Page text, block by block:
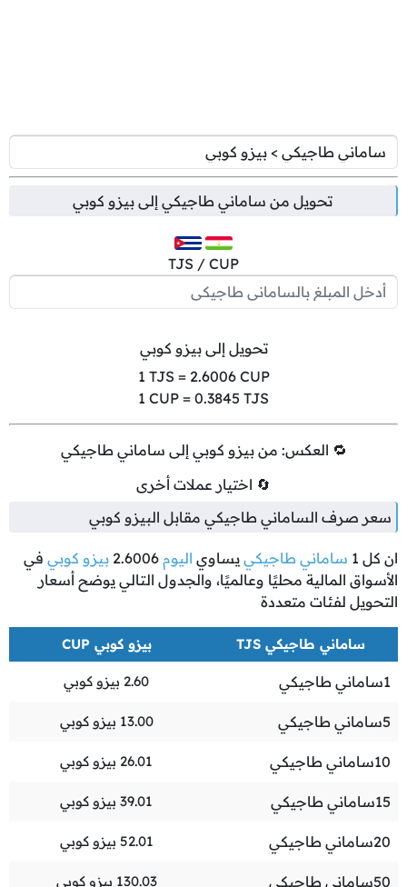
تحويل من ساماني طاجيكي إلى بيزو كوبي
TJS / CUP
تحويل إلى بيزو كوبي
1 TJS = 2.6006CUP
1 CUP = 0.3845 TJS
🔁 العكس: من بيزو كوبي إلى ساماني طاجيكي
🔄 اختيار عملات أخرى
سعر صرف الساماني طاجيكي مقابل البيزو كوبي
ان كل 1 ساماني طاجيكي يساوي اليوم 2.6006 بيزو كوبي في
الأسواق المالية محليًا وعالميًا، والجدول التالي يوضح أسعار
التحويل لفئات متعددة
ساماني طاجيكي TJS بيزو كوبي CUP
1ساماني طاجيكي 2.60 بيزو كوبي
5ساماني طاجيكي 13.00 بيزو كوبي
10ساماني طاجيكي 26.01 بيزو كوبي
15ساماني طاجيكي 39.01 بيزو كوبي
20ساماني طاجيكي 52.01 بيزو كوبي
50ساماني طاجيكي 130.03 بيزو كوبي